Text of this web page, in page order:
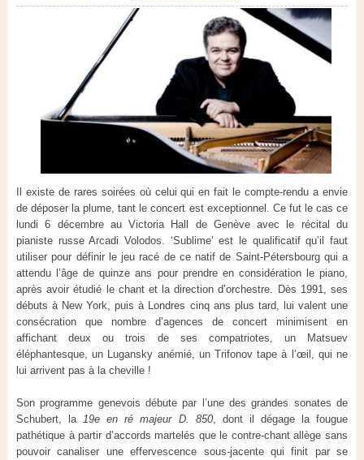
Il existe de rares soirées où celui qui en fait le compte-rendu a envie
de déposer la plume, tant le concert est exceptionnel. Ce fut le cas ce
lundi 6 décembre au Victoria Hall de Genève avec le récital du
pianiste russe Arcadi Volodos. ‘Sublime’ est le qualificatif qu’il faut
utiliser pour définir le jeu racé de ce natif de Saint-Pétersbourg qui a
attendu l’âge de quinze ans pour prendre en considération le piano,
après avoir étudié le chant et la direction d’orchestre. Dès 1991, ses
débuts à New York, puis à Londres cinq ans plus tard, lui valent une
consécration que nombre d’agences de concert minimisent en
affichant deux ou trois de ses compatriotes, un Matsuev
éléphantesque, un Lugansky anémié, un Trifonov tape à l’œil, qui ne
lui arrivent pas à la cheville !
Son programme genevois débute par l’une des grandes sonates de
Schubert, la
19e en ré majeur D. 850, dont il dégage la fougue
pathétique à partir d’accords martelés que le contre-chant allège sans
pouvoir canaliser une effervescence sous-jacente qui finit par se